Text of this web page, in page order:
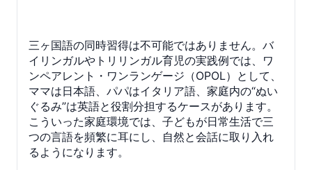
三ヶ国語の同時習得は不可能ではありません。バ
イリンガルやトリリンガル育児の実践例では、ワ
ンペアレント・ワンランゲージ（OPOL）として、
ママは日本語、パパはイタリア語、家庭内の“ぬい
ぐるみ”は英語と役割分担するケースがあります。
こういった家庭環境では、子どもが日常生活で三
つの言語を頻繁に耳にし、自然と会話に取り入れ
るようになります。